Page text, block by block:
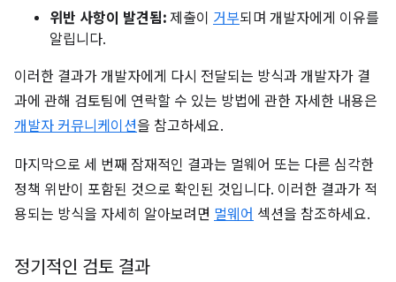
위반 사항이 발견됨: 제출이 거부되며 개발자에게 이유를
알립니다.
이러한 결과가 개발자에게 다시 전달되는 방식과 개발자가 결
과에 관해 검토팀에 연락할 수 있는 방법에 관한 자세한 내용은
개발자 커뮤니케이션을 참고하세요.
마지막으로 세 번째 잠재적인 결과는 멀웨어 또는 다른 심각한
정책 위반이 포함된 것으로 확인된 것입니다. 이러한 결과가 적
용되는 방식을 자세히 알아보려면 멀웨어 섹션을 참조하세요.
정기적인 검토 결과